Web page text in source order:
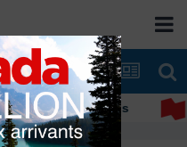
et conseils